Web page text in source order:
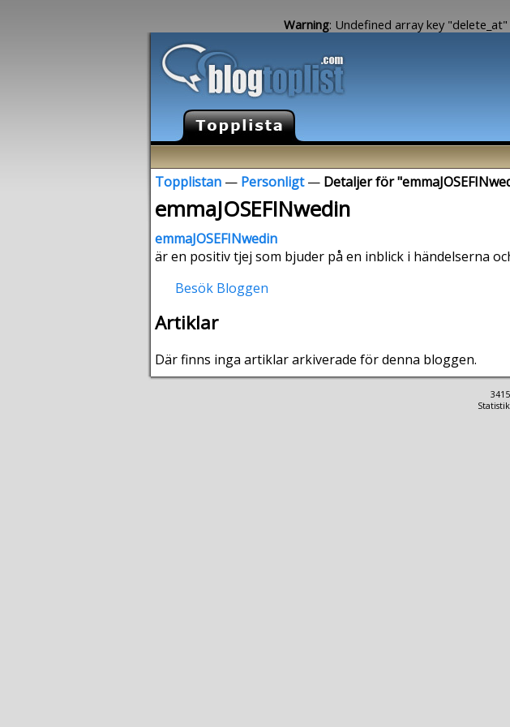
Warning: Undefined array key "delete_at"
Topplistan — Personligt— Detaljer för
emmaJOSEFINwedin
emmaJOSEFINwedin
är en positiv tjej som bjuder på en inblick i händelserna
Besök Bloggen
Artiklar
Där finns inga artiklar arkiverade för denna bloggen.